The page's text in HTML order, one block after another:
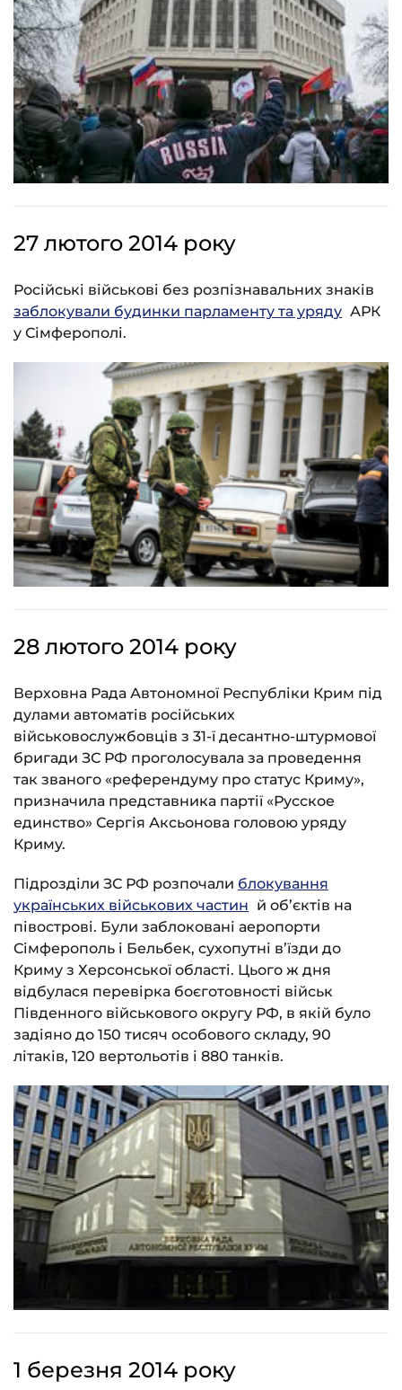
27 лютого 2014 року
Російські військові без розпізнавальних знаків
заблокували будинки парламенту та уряду АРК
у Сімферополі.
28 лютого 2014 року
Верховна Рада Автономної Республіки Крим під
дулами автоматів російських
військовослужбовців з 31-ї десантно-штурмової
бригади ЗС РФ проголосувала за проведення
так званого «референдуму про статус Криму»,
призначила представника партії «Русское
единство» Сергія Аксьонова головою уряду
Криму.
Підрозділи ЗС РФ розпочали блокування
українських військових частин й об’єктів на
півострові. Були заблоковані аеропорти
Сімферополь і Бельбек, сухопутні в’їзди до
Криму з Херсонської області. Цього ж дня
відбулася перевірка боєготовності військ
Південного військового округу РФ, в якій було
задіяно до 150 тисяч особового складу, 90
літаків, 120 вертольотів і 880 танків.
1 березня 2014 року